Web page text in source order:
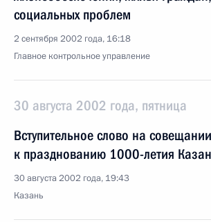
социальных проблем
2 сентября 2002 года, 16:18
Главное контрольное управление
30 августа 2002 года, пятница
Вступительное слово на
к празднованию 1000-летия
30 августа 2002 года, 19:43
Казань